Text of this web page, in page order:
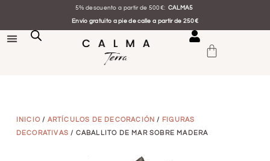
5% descuento a partir de 500€: CALMA5
Envío gratuito a pie de calle a partir de 250€
INICIO / ARTÍCULOS DE DECORACIÓN /
FIGURAS
DECORATIVAS / CABALLITO DE MAR SOBRE MADERA